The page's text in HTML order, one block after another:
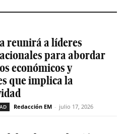
reunirá a líderes
para abordar
económicos y
que implica la
Redacción EM - julio 17, 2026